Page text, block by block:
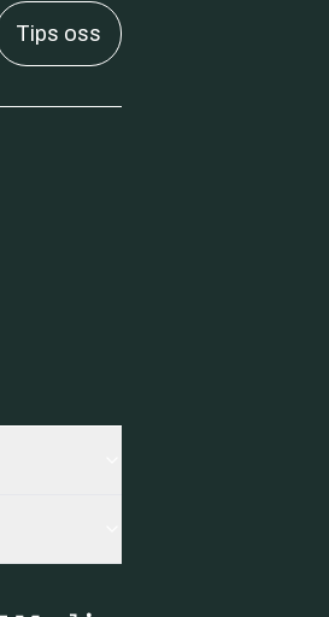
Tips oss